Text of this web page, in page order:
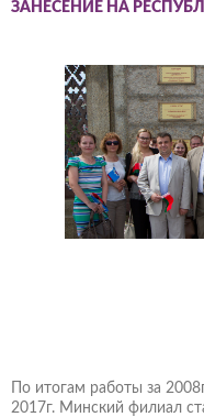
ЗАНЕСЕНИЕ НА
По итогам работы за
2017г. Минский филиал